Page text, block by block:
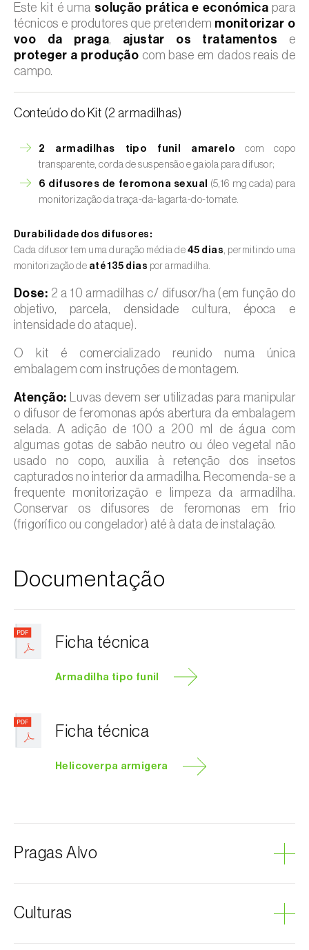
Este kit é uma solução prática e económica para
técnicos e produtores que pretendem monitorizar o
voo da praga, ajustar os tratamentos e
proteger a produção com base em dados reais de
campo.
Conteúdo do Kit (2 armadilhas)
2 armadilhas tipo funil amarelo com copo
transparente, corda de suspensão e gaiola para difusor;
6 difusores de feromona sexual
(5,16 mg cada) para
monitorização da traça-da-lagarta-do-tomate.
Durabilidade dos difusores:
Cada difusor tem uma duração média de 45 dias, permitindo uma
monitorização de até 135 dias por armadilha.
Dose: 2 a 10 armadilhas c/ difusor/ha (em função do
objetivo, parcela, densidade cultura, época e
intensidade do ataque).
O kit é comercializado reunido numa única
embalagem com instruções de montagem.
Atenção: Luvas devem ser utilizadas para manipular
o difusor de feromonas após abertura da embalagem
selada. A adição de 100 a 200 ml de água com
algumas gotas de sabão neutro ou óleo vegetal não
usado no copo, auxilia à retenção dos insetos
capturados no interior da armadilha. Recomenda-se a
frequente monitorização e limpeza da armadilha.
Conservar os difusores de feromonas em frio
(frigorífico ou congelador) até à data de instalação.
Documentação
Ficha técnica
Armadilha tipo funil
Ficha técnica
Helicoverpa armigera
Pragas Alvo
Culturas